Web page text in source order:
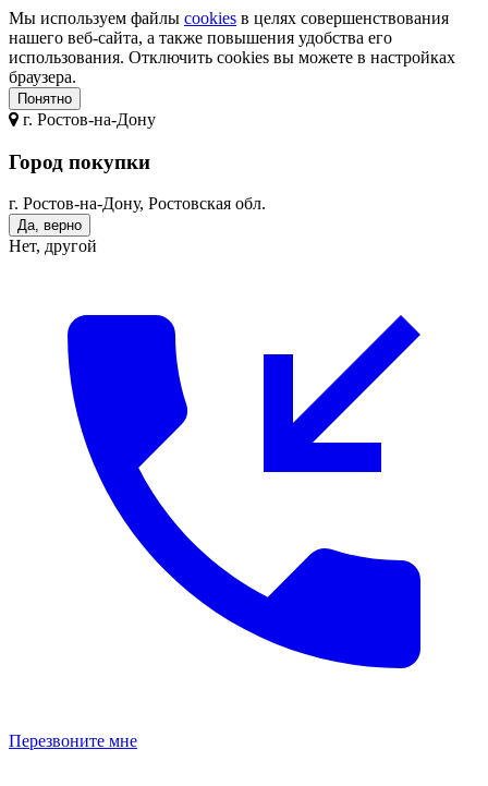
Мы используем файлы cookies в целях совершенствования
нашего веб-сайта, а также повышения удобства его
использования. Отключить cookies вы можете в настройках
браузера.
Понятно
г. Ростов-на-Дону
Город покупки
г. Ростов-на-Дону, Ростовская обл.
Да, верно
Нет, другой
Перезвоните мне